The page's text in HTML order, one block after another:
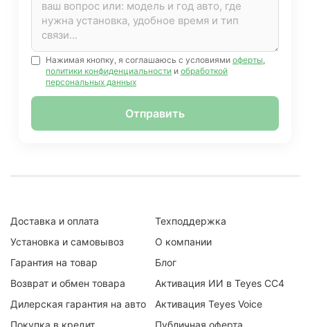
Нажимая кнопку, я соглашаюсь с условиями оферты
политики конфиденциальности и обработкой
персональных данных
Отправить
Доставка и оплата
Установка и самовывоз
Гарантия на товар
Возврат и обмен товара
Дилерская гарантия на авто
Техподдержка
О компании
Блог
Активация ИИ в Teyes CC4
Активация Teyes Voice